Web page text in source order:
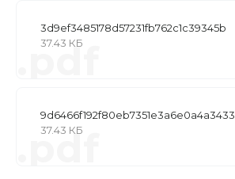
3d9ef3485178d57231fb762c1c39345b
37.43 КБ
.pdf
9d6466f192f80eb7351e3a6e0a4a3433
37.43 КБ
.pdf